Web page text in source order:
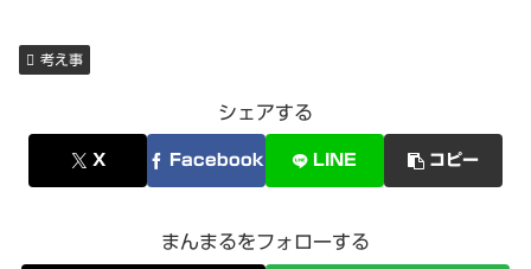
考え事
シェアする
X Facebook LINE コピー
まんまるをフォローする